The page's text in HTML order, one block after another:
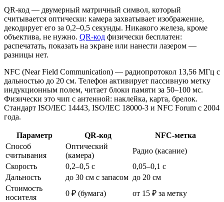
QR-код — двумерный матричный символ, который
считывается оптически: камера захватывает изображение,
декодирует его за 0,2–0,5 секунды. Никакого железа, кроме
объектива, не нужно. QR-код физически бесплатен:
распечатать, показать на экране или нанести лазером —
разницы нет.
NFC (Near Field Communication) — радиопротокол 13,56 МГц с
дальностью до 20 см. Телефон активирует пассивную метку
индукционным полем, читает блоки памяти за 50–100 мс.
Физически это чип с антенной: наклейка, карта, брелок.
Стандарт ISO/IEC 14443, ISO/IEC 18000-3 и NFC Forum с 2004
года.
Параметр QR-код
NFC-метка
Способ
считывания
Оптический
(камера)
Радио (касание)
Скорость
0,2–0,5 с
0,05–0,1 с
Дальность
до 30 см с запасом до 20 см
Стоимость
носителя
0 ₽ (бумага) от 15 ₽ за метку